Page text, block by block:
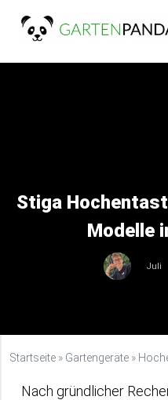
Inhalt
Stiga
Modelle
Juli
Startseite » Gartengeräte »
Nach gründlicher